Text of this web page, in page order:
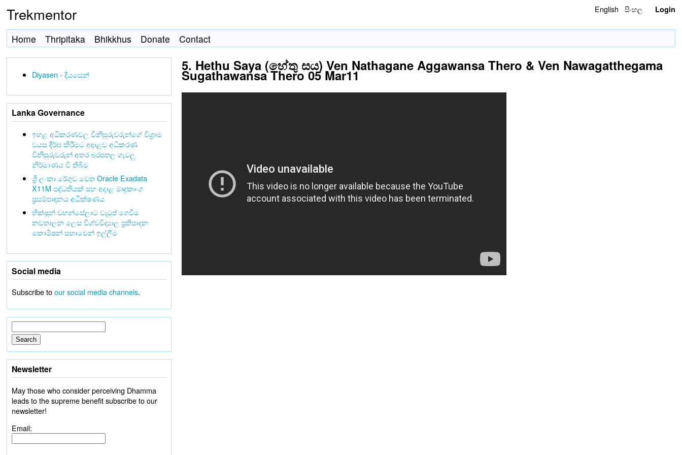
Trekmentor English සිංහල Login
Home Thripitaka Bhikkhus Donate Contact
5. Hethu Saya (හේතු සය) Ven Nathagane Aggawansa Thero & Ven Nawagatthegama
Sugathawansa Thero 05 Mar11
Diyasen - දියසෙන්
Lanka Governance
ඉහළ අධිකරණවල විනිසුරුවරුන්ගේ විශ්‍රාම
වයස දීර්ඝ කිරීමට අදාළව අධිකරණ
විනිසුරුවරුන් අතර බරපතල ගැටලු
නිර්මාණය වී තිබීම
ශ්‍රී ලංකා රේගුව වෙත Oracle Exadata
X11M පද්ධතියක් සහ අදාළ මෘදුකාංග
ප්‍රසම්පාදනය අධීක්ෂණය
භික්ෂූන් වහන්සේලාට වැටුප් ගෙවීම
නවතාලන ලෙස විශ්වවිද්‍යාල ප්‍රතිපාදන
කොමිෂන් සභාවෙන් ඉල්ලීම
Social media
Subscribe toour social media channels.
Newsletter
May those who consider perceiving Dhamma
leads to the supreme benefit subscribe to our
newsletter!
Email: